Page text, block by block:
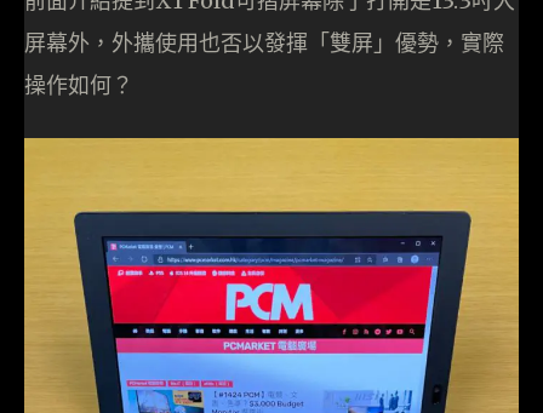
屏幕外，外攜使用也否以發揮「雙屏」優勢，實際
操作如何？